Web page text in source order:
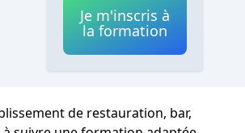
Je m'inscris à
la formation
de restauration, bar,